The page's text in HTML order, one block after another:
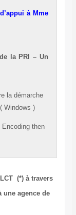
à Mme
la PRI – Un
la démarche
Windows )
Encodingthen
(*) à travers
une agence de